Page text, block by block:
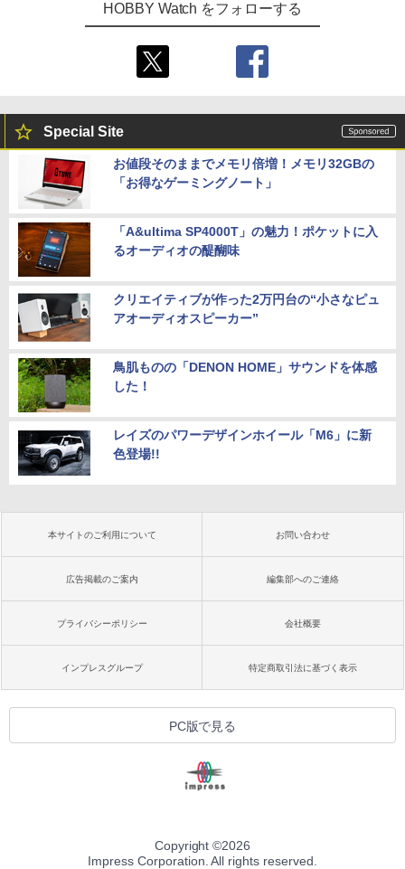
HOBBY Watch をフォローする
Special Site
お値段そのままでメモリ倍増！メモリ32GBの
「お得なゲーミングノート」
「A&ultima SP4000T」の魅力！ポケットに入
るオーディオの醍醐味
クリエイティブが作った2万円台の“小さなピュ
アオーディオスピーカー”
鳥肌ものの「DENON HOME」サウンドを体感
した！
レイズのパワーデザインホイール「M6」に新
色登場!!
本サイトのご利用について お問い合わせ
広告掲載のご案内 編集部へのご連絡
プライバシーポリシー 会社概要
インプレスグループ 特定商取引法に基づく表示
PC版で見る
Copyright ©2026
Impress Corporation. All rights reserved.